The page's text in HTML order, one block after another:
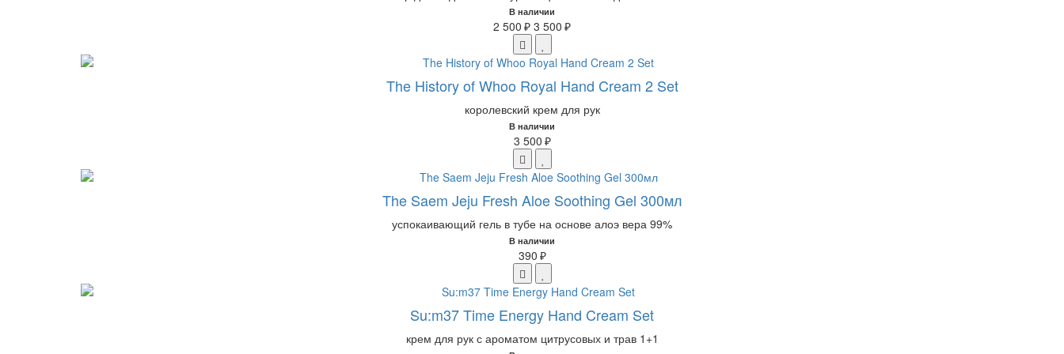
В наличии
2 500 ₽ 3 500 ₽
The History of Whoo Royal Hand Cream 2 Set
королевский крем для рук
В наличии
3 500 ₽
The Saem Jeju Fresh Aloe Soothing Gel 300мл
успокаивающий гель в тубе на основе алоэ вера 99%
В наличии
390 ₽
Su:m37 Time Energy Hand Cream Set
крем для рук с ароматом цитрусовых и трав 1+1